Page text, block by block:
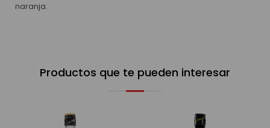
naranja.
Productos que te pueden interesar